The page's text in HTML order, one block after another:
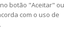
botão "Aceitar" ou
com o uso de